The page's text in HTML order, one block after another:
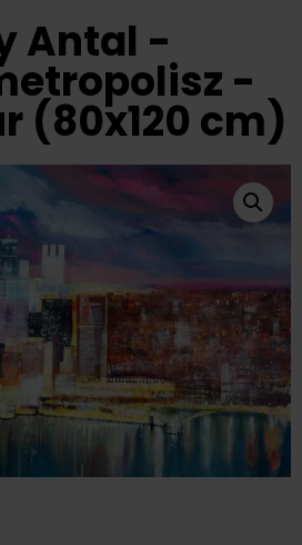
Antal -
-
(80x120 cm)